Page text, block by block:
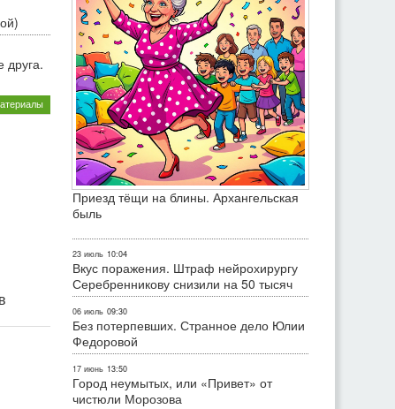
друга.
Приезд тёщи на блины. Архангельская
быль
23 июль 10:04
Вкус поражения. Штраф нейрохирургу
Серебренникову снизили на 50 тысяч
06 июль 09:30
Без потерпевших. Странное дело Юлии
Федоровой
17 июнь 13:50
Город неумытых, или «Привет» от
чистюли Морозова